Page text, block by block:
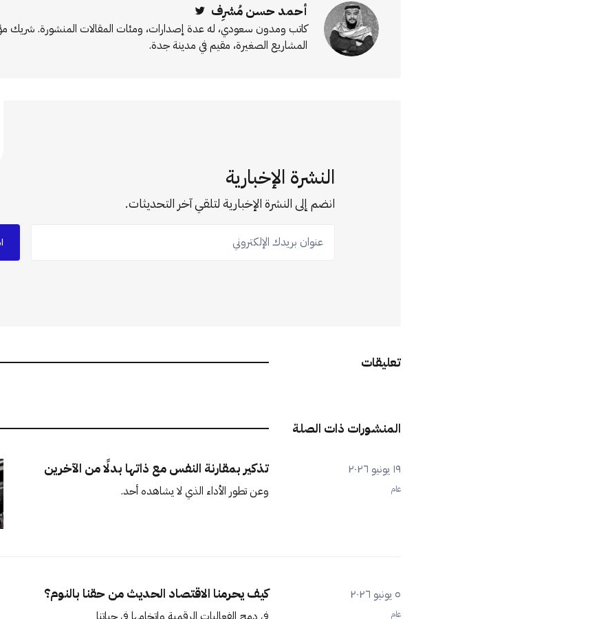
أحمد حسن مُشرِف
كاتب ومدون سعودي، له عدة إصدارات، ومئات المقالات المنشورة.
المشاريع الصغيرة، مقيم في مدينة جدة.
النشرة الإخبارية
انضم إلى النشرة الإخبارية لتلقي آخر التحديثات.
عنوان بريدك الإلكتروني
تعليقات
المنشورات ذات الصلة
١٩ يونيو ٢٠٢٦
عام
تذكير بمقارنة النفس مع ذاتها بدلًا من الآخرين
وعن تطور الأداء الذي لا يشاهده أحد.
٥ يونيو ٢٠٢٦
عام
كيف يحرمنا الاقتصاد الحديث من حقنا بالنوم؟